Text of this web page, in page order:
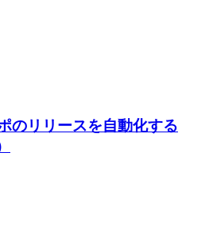
のリリースを自動化する